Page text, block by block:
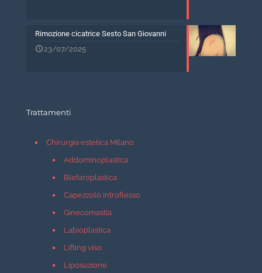
Rimozione cicatrice Sesto San Giovanni
23/07/2025
Trattamenti
Chirurgia estetica Milano
Addominoplastica
Blefaroplastica
Capezzolo introflesso
Ginecomastia
Labioplastica
Lifting viso
Liposuzione